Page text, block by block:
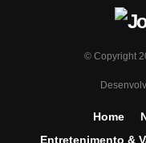
© Copyright
Home
Entretenimento &